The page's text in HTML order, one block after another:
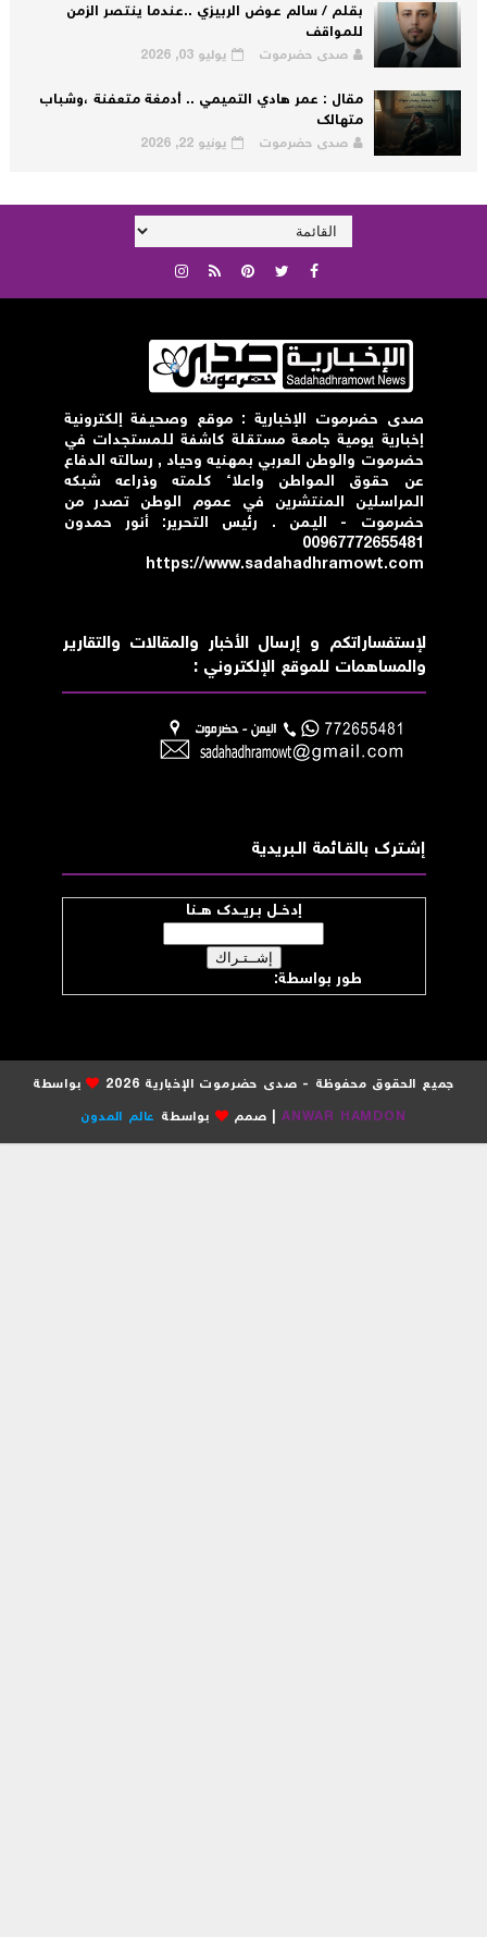
بقلم / سالم عوض الربيزي ..عندما ينتصر الزمن
للمواقف
صدى حضرموت يوليو 03, 2026
مقال : عمر هادي التميمي .. أدمغة متعفنة ،وشباب
متهالك
صدى حضرموت يونيو 22, 2026
صدى حضرموت الإخبارية : موقع وصحيفة إلكترونية
إخبارية يومية جامعة مستقلة كاشفة للمستجدات في
حضرموت والوطن العربي بمهنيه وحياد , رسالته الدفاع
عن حقوق المواطن واعلاء كلمته وذراعه شبكه
المراسلين المنتشرين في عموم الوطن تصدر من
حضرموت - اليمن . رئيس التحرير: أنور حمدون
00967772655481
https://www.sadahadhramowt.com
لإستفساراتكم و إرسال الأخبار والمقالات والتقارير
والمساهمات للموقع الإلكتروني :
إشــترك بالقـــائمة الــبريدية
إدخــل بـريــدك هــنا
طور بواسطة:موقع صدى حضرموت
جميع الحقوق محفوظة - صدى حضرموت الإخبارية 2026
بواسطة
ANWAR HAMDON| صمم بواسطةعالم المدون